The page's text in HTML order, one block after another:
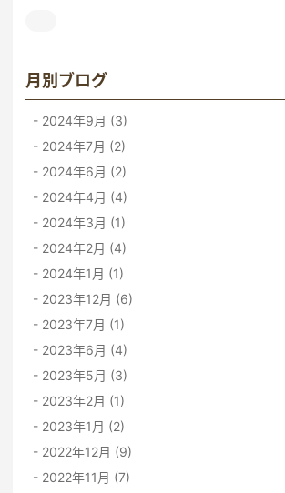
月別ブログ
2024年9月 (3)
2024年7月 (2)
2024年6月 (2)
2024年4月 (4)
2024年3月 (1)
2024年2月 (4)
2024年1月 (1)
2023年12月 (6)
2023年7月 (1)
2023年6月 (4)
2023年5月 (3)
2023年2月 (1)
2023年1月 (2)
2022年12月 (9)
2022年11月 (7)